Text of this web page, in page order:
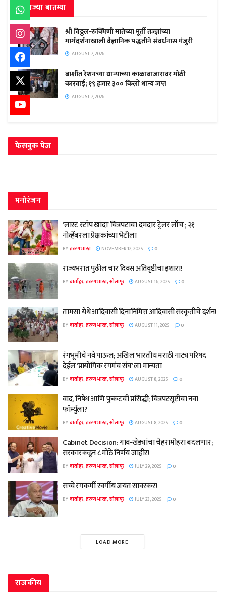
ताज्या बातम्या
श्री विठ्ठल-रुक्मिणी मातेच्या मूर्ती तज्ज्ञांच्या
मार्गदर्शनाखाली वैज्ञानिक पद्धतीने संवर्धनास मंजुरी
AUGUST 7, 2026
बार्शीत रेशनच्या धान्याच्या काळाबाजारावर मोठी
कारवाई; १९ हजार ३०० किलो धान्य जप्त
AUGUST 7, 2026
फेसबुक पेज
मनोरंजन
‘लास्ट स्टॉप खांदा’ चित्रपटाचा दमदार ट्रेलर लाँच ; २१
नोव्हेंबरला प्रेक्षकांच्या भेटीला
BYतरुण भारत NOVEMBER 12, 2025 0
राज्यभरात पुढील चार दिवस अतिवृष्टीचा इशारा!
BYवार्ताहर, तरुण भारत, सोलापूर AUGUST 16, 2025 0
तामसा येथे आदिवासी दिनानिमित्त आदिवासी संस्कृतीचे दर्शन!
BYवार्ताहर, तरुण भारत, सोलापूर AUGUST 11, 2025 0
रंगभूमीचे नवे पाऊल; अखिल भारतीय मराठी नाट्य परिषद
देईल ‘प्रायोगिक रंगमंच संघ’ ला मान्यता
BYवार्ताहर, तरुण भारत, सोलापूर AUGUST 8, 2025 0
वाद, निषेध आणि फुकटची प्रसिद्धी; चित्रपटसृष्टीचा नवा
फॉर्म्युला?
BYवार्ताहर, तरुण भारत, सोलापूर AUGUST 8, 2025 0
Cabinet Decision: गाव-खेड्यांचा चेहरामोहरा बदलणार;
सरकारकडून ८ मोठे निर्णय जाहीर!
BYवार्ताहर, तरुण भारत, सोलापूर JULY 29, 2025 0
सच्चे रंगकर्मी स्वर्गीय जयंत सावरकर!
BYवार्ताहर, तरुण भारत, सोलापूर JULY 23, 2025 0
LOAD MORE
राजकीय